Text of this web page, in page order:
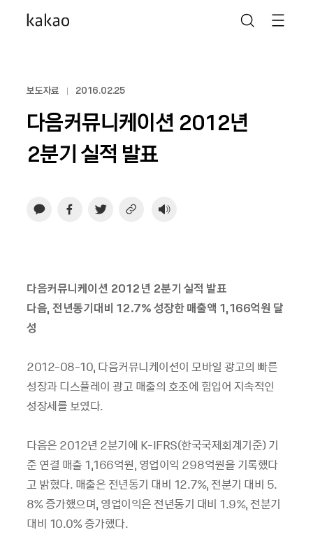
보도자료 2016.02.25
다음커뮤니케이션 2012년
2분기 실적 발표
다음커뮤니케이션 2012년 2분기 실적 발표
다음, 전년동기대비 12.7% 성장한 매출액 1,166억원 달
성
2012-08-10, 다음커뮤니케이션이 모바일 광고의 빠른
성장과 디스플레이 광고 매출의 호조에 힘입어 지속적인
성장세를 보였다.
다음은 2012년 2분기에 K-IFRS(한국국제회계기준) 기
준 연결 매출 1,166억원, 영업이익 298억원을 기록했다
고 밝혔다. 매출은 전년동기 대비 12.7%, 전분기 대비 5.
8% 증가했으며, 영업이익은 전년동기 대비 1.9%, 전분기
대비 10.0% 증가했다.